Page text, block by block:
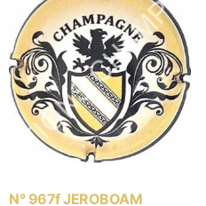
N° 967f JEROBOAM